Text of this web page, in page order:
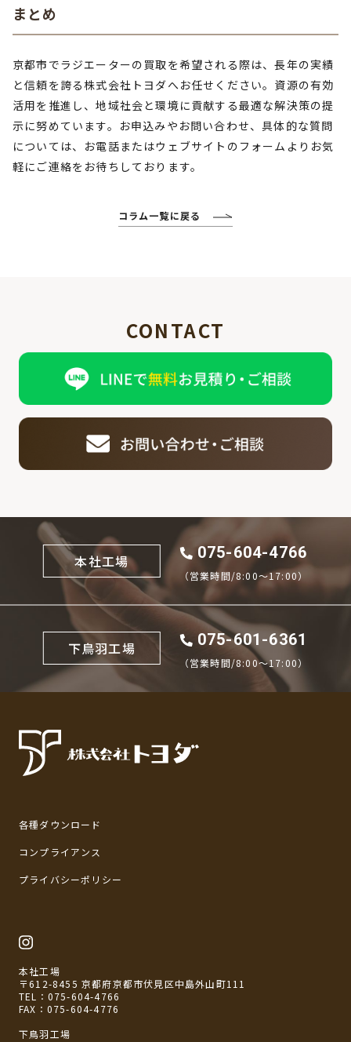
まとめ
京都市でラジエーターの買取を希望される際は、長年の実績
と信頼を誇る株式会社トヨダへお任せください。資源の有効
活用を推進し、地域社会と環境に貢献する最適な解決策の提
示に努めています。お申込みやお問い合わせ、具体的な質問
については、お電話またはウェブサイトのフォームよりお気
軽にご連絡をお待ちしております。
コラム一覧に戻る
CONTACT
本社工場 075-604-4766
（営業時間/8:00〜17:00）
下鳥羽工場 075-601-6361
（営業時間/8:00〜17:00）
各種ダウンロード
コンプライアンス
プライバシーポリシー
本社工場
〒612-8455 京都府京都市伏見区中島外山町111
TEL： 075-604-4766
FAX：075-604-4776
下鳥羽工場